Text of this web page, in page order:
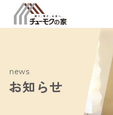
news
お知らせ